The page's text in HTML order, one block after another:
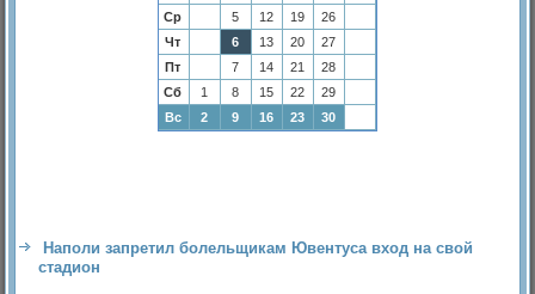
Ср
5 12 19
26
Чт
6 13 20
27
Пт
7 14 21
28
Сб
1 8 15 22
29
Вс
2 9 16 23 30
Наполи запретил болельщикам Ювентуса вход на свой
стадион